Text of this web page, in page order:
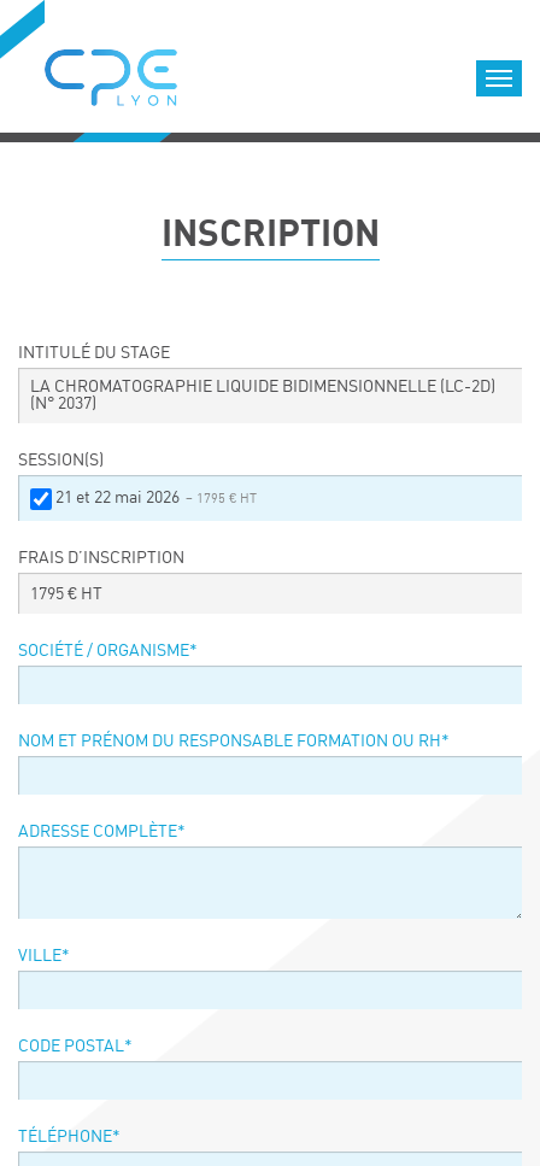
Formations diplômantes
Equipe
Nous choisir
LOCATION DE SALLES DE FORMATION
Accès
Événements
FRENCH-CHINESE CONFERENCE ON GREEN
INSCRIPTION
INTITULÉ DU STAGE
LA CHROMATOGRAPHIE LIQUIDE BIDIMENSIONNELLE (LC-2D)
(N° 2037)
SESSION(S)
21 et 22 mai 2026 – 1795 € HT
FRAIS D’INSCRIPTION
1795 € HT
SOCIÉTÉ / ORGANISME*
NOM ET PRÉNOM DU RESPONSABLE FORMATION OU RH *
ADRESSE COMPLÈTE*
VILLE*
CODE POSTAL*
TÉLÉPHONE*
Cookies management panel